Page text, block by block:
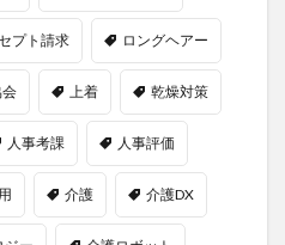
プト請求 ロングヘアー
上着 乾燥対策
人事考課 人事評価
介護 介護DX